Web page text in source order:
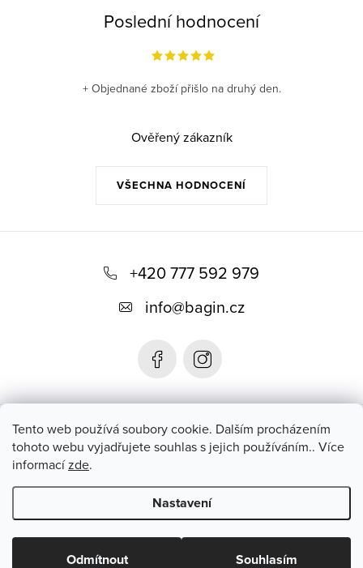
Tento web používá soubory cookie. Dalším procházením
tohoto webu vyjadřujete souhlas s jejich používáním.. Více
informacízde.
Nastavení
Odmítnout Souhlasím
Poslední hodnocení
VŠECHNA HODNOCENÍ
+ Objednané zboží přišlo na druhý den.
Ověřený zákazník
+420 777 592 979
info@bagin.cz
Bagin.cz
Instagram
Copyright 2026Bagin.cz. Všechna práva vyhrazena.Upravit
nastavení cookies